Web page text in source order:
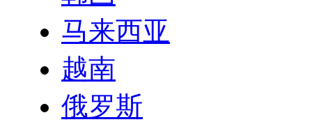
马来西亚
越南
俄罗斯